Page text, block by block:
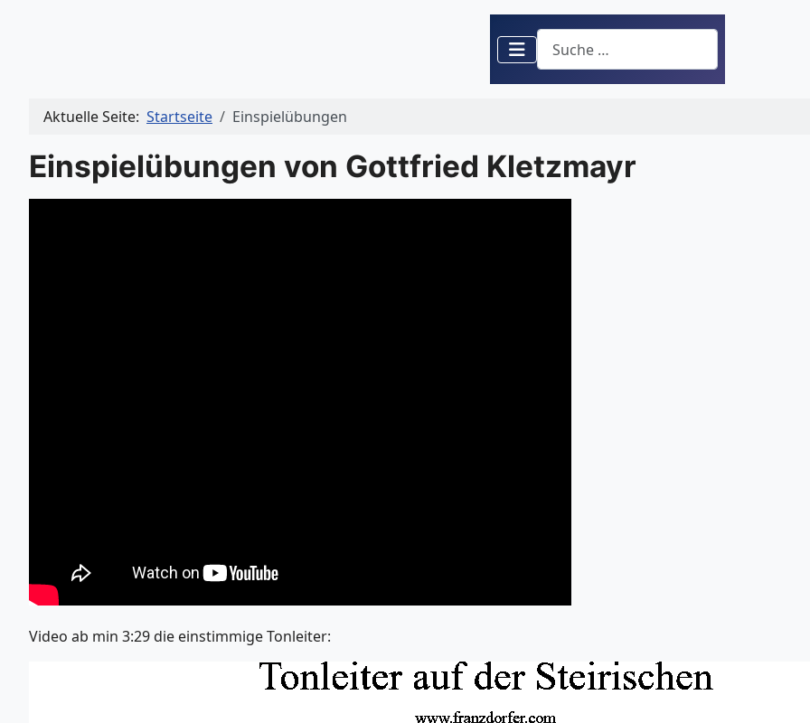
Suchen
Aktuelle Seite: Startseite Einspielübungen
Einspielübungen von Gottfried Kletzmayr
Video ab min 3:29 die einstimmige Tonleiter: